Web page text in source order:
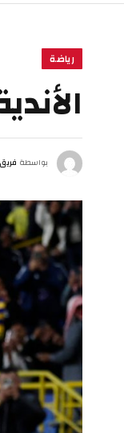
رياضة
بواسطة فريق